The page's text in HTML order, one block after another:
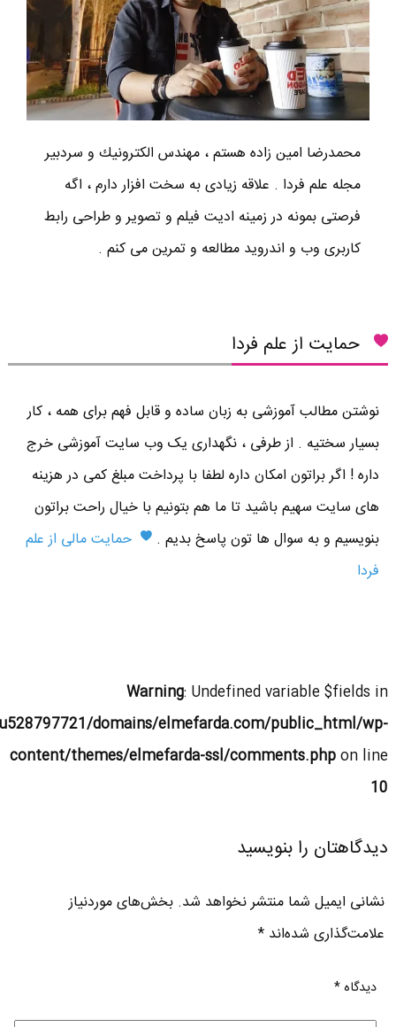
محمدرضا امين زاده هستم ، مهندس الكترونيك و سردبير
مجله علم فردا . علاقه زیادی به سخت افزار دارم ، اگه
فرصتی بمونه در زمینه ادیت فیلم و تصویر و طراحی رابط
کاربری وب و اندروید مطالعه و تمرین می کنم .
حمایت از علم فردا
نوشتن مطالب آموزشی به زبان ساده و قابل فهم برای همه ، کار
بسیار سختیه . از طرفی ، نگهداری یک وب سایت آموزشی خرج
داره ! اگر براتون امکان داره لطفا با پرداخت مبلغ کمی در هزینه
های سایت سهیم باشید تا ما هم بتونیم با خیال راحت براتون
بنویسیم و به سوال ها تون پاسخ بدیم .
حمایت مالی از علم
فردا
Warning: Undefined variable $fields in
domains/elmefarda.com/public_html/wp-
content/themes/elmefarda-ssl/comments.phpon line
10
دیدگاهتان را بنویسید
نشانی ایمیل شما منتشر نخواهد شد. بخش‌های موردنیاز
علامت‌گذاری شده‌اند*
دیدگاه*